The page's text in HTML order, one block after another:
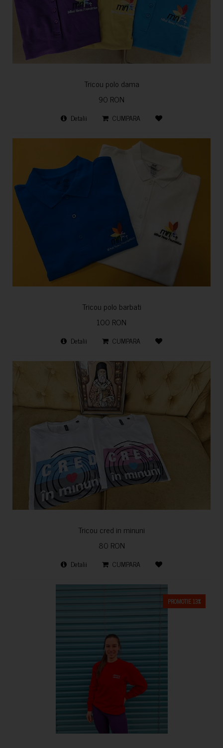
Tricou polo dama
90 RON
Detalii CUMPARA
Tricou polo barbati
100 RON
Detalii CUMPARA
Tricou cred in minuni
80 RON
Detalii CUMPARA
PROMOTIE 13%